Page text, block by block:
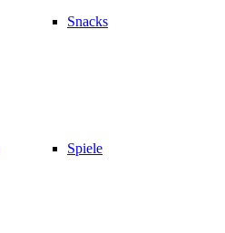
Snacks
Spiele